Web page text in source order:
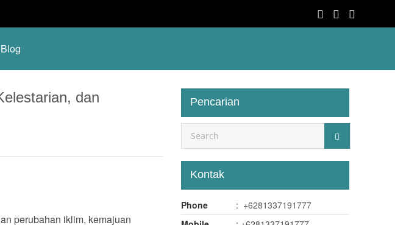
Blog
dan
perubahan iklim, kemajuan
Pencarian
Kontak
Phone : +6281337191777